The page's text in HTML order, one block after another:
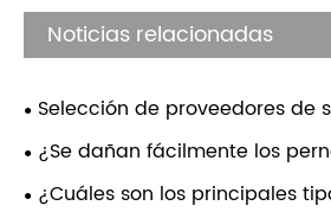
Noticias relacionadas
Selección de proveedores de
piezas estampadas y soldadas
¿Se dañan fácilmente los
¿Para qué escenarios son
¿Cuáles son los principales